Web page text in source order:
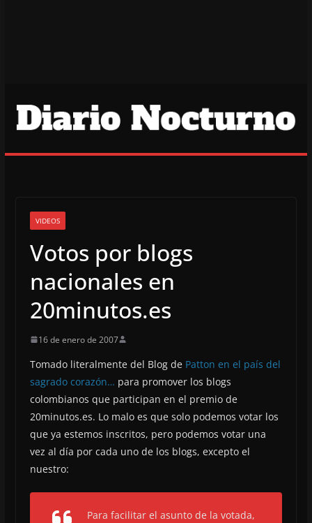
VIDEOS
Votos por blogs
nacionales en
20minutos.es
16 de enero de 2007
Tomado literalmente del Blog de Patton en el país del
sagrado corazón… para promover los blogs
colombianos que participan en el premio de
20minutos.es. Lo malo es que solo podemos votar los
que ya estemos inscritos, pero podemos votar una
vez al día por cada uno de los blogs, excepto el
nuestro:
Para facilitar el asunto de la votada,